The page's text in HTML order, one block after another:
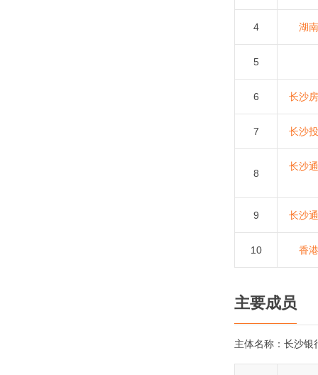
4 湖
5
6 长沙
7 长沙
8
长沙
9 长沙
10 香
主要成员
主体名称： 长沙银